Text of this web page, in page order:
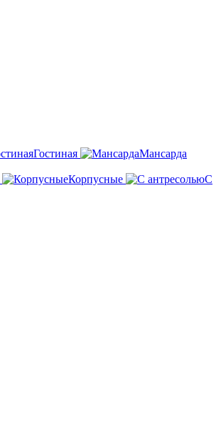
Гостиная
Мансарда
Корпусные
С